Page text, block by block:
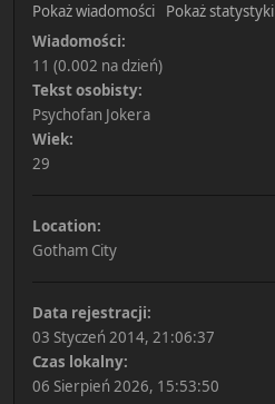
Pokaż wiadomości
Pokaż statystyki
Wiadomości:
11 (0.002 na dzień)
Tekst osobisty:
Psychofan Jokera
Wiek:
29
Location:
Gotham City
Data rejestracji:
03 Styczeń 2014, 21:06:37
Czas lokalny:
06 Sierpień 2026, 15:53:50